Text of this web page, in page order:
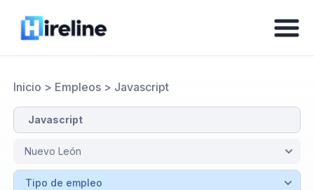
Inicio > Empleos> Javascript